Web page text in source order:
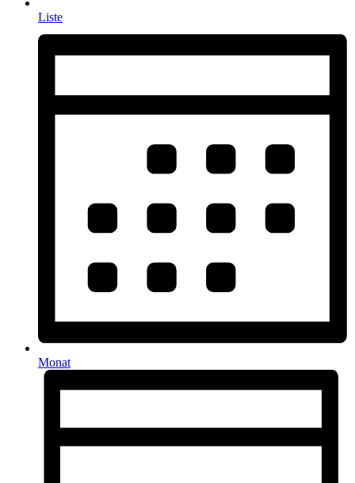
Liste
Monat